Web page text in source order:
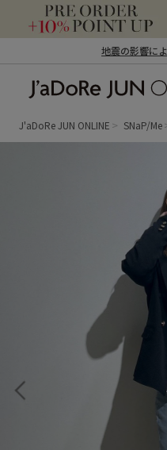
地震の影響に
ン オンライン）
J'aDoRe JUN ONLINE SNaP/Me